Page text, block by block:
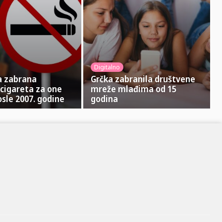
zabrana
za one
2007. godine
Digitalno
Grčka zabranila društvene
mreže mlađima od 15
godina